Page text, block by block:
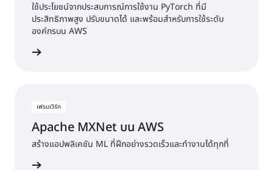
ใช้ประโยชน์จากประสบการณ์การใช้งาน PyTorch ที่มี
ประสิทธิภาพสูง ปรับขนาดได้ และพร้อมสำหรับการใช้ระดับ
องค์กรบน AWS
เฟรมเวิร์ก
Apache MXNet บน AWS
สร้างแอปพลิเคชัน ML ที่ฝึกอย่างรวดเร็วและทำงานได้ทุกที่